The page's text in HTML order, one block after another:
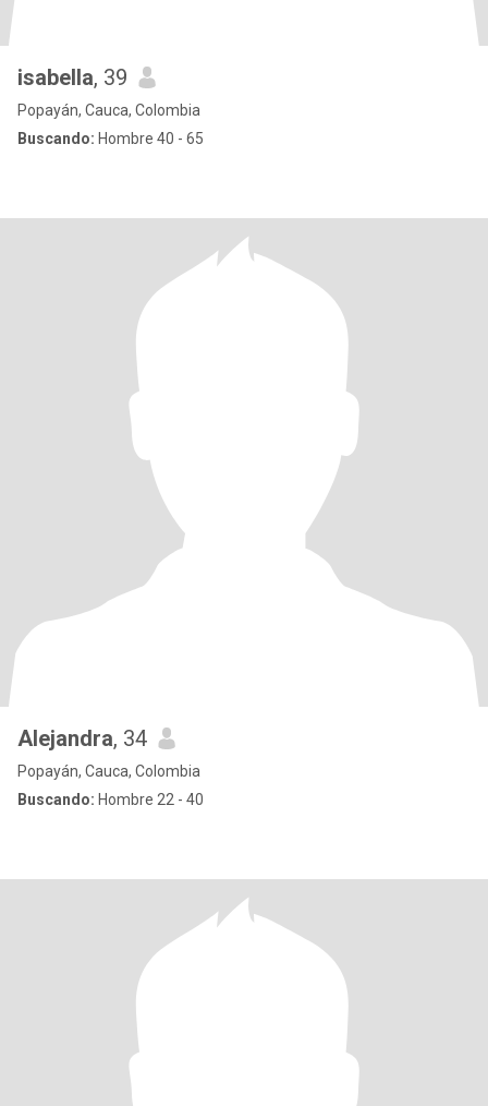
isabella, 39
Popayán, Cauca, Colombia
Buscando: Hombre 40 - 65
Alejandra, 34
Popayán, Cauca, Colombia
Buscando: Hombre 22 - 40